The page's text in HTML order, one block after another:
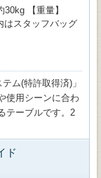
30kg 【重量】
スタッフバッグ
ム(特許取得済)」
使用シーンに合わ
テーブルです。2
ド